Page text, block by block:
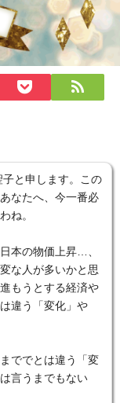
と申します。この
なたへ、今一番必
ね。
本の物価上昇…、
な人が多いかと思
もうとする経済や
違う「変化」や
ででとは違う「変
言うまでもない